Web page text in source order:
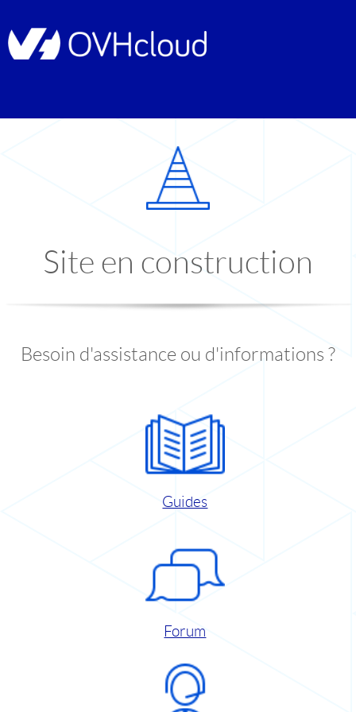
Site en construction
Besoin d'assistance ou d'informations ?
Guides
Forum